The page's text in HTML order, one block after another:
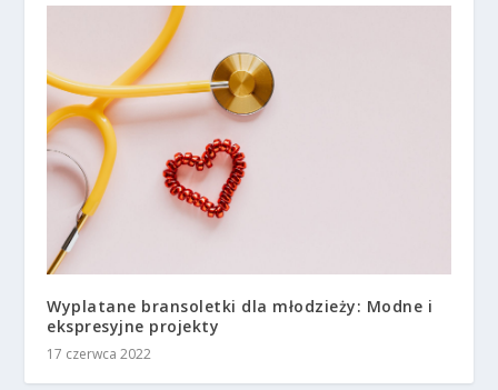
Wyplatane bransoletki dla młodzieży: Modne i
ekspresyjne projekty
17 czerwca 2022